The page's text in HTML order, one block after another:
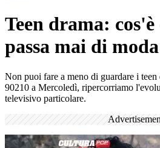
Teen drama:
passa mai di moda
Non puoi fare a meno di guardare i
90210 a Mercoledì, ripercorriamo
televisivo particolare.